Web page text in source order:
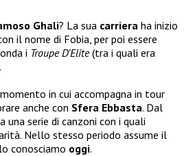
Ghali? La sua carriera ha inizio
il nome di Fobia, per poi essere
i Troupe D’Elite(tra i quali era
in cui accompagna in tour
anche con Sfera Ebbasta. Dal
una serie di canzoni con i quali
Nello stesso periodo assume il
conosciamo oggi.